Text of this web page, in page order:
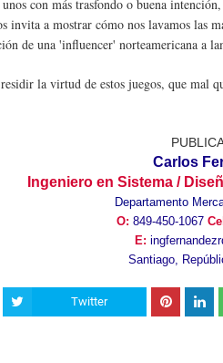
unos con más trasfondo o buena
invita a mostrar cómo nos lavamos las
de una 'influencer' norteamericana a
la virtud de estos juegos, que mal
Carlos
Ingeniero en Sistema /
Departamento
O: 849-450-1067
E:
Santiago,
Twitter